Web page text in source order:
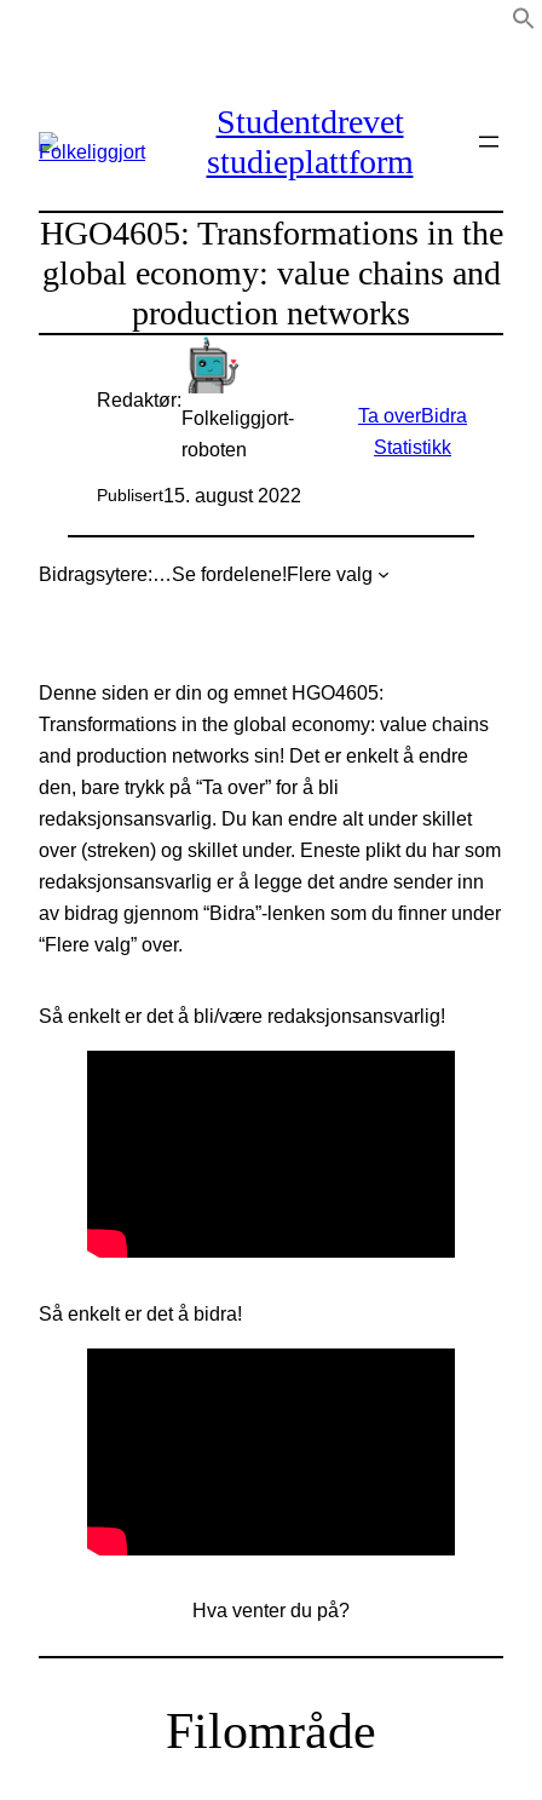
Studentdrevet
studieplattform
HGO4605: Transformations in the
global economy: value chains and
production networks
Redaktør:
Folkeliggjort-
roboten
Publisert15. august 2022
Ta overBidra
Statistikk
Bidragsytere: Se fordelene!Flere valg
Denne siden er din og emnet HGO4605:
Transformations in the global economy: value chains
and production networks sin! Det er enkelt å endre
den, bare trykk på “Ta over” for å bli
redaksjonsansvarlig. Du kan endre alt under skillet
over (streken) og skillet under. Eneste plikt du har som
redaksjonsansvarlig er å legge det andre sender inn
av bidrag gjennom “Bidra”-lenken som du finner under
“Flere valg” over.
Så enkelt er det å bli/være redaksjonsansvarlig!
Så enkelt er det å bidra!
Hva venter du på?
Filområde